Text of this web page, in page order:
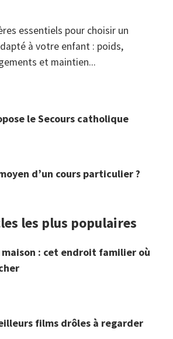
essentiels pour choisir un
à votre enfant : poids,
et maintien...
le Secours catholique
d’un cours particulier ?
les plus populaires
: cet endroit familier où
films drôles à regarder